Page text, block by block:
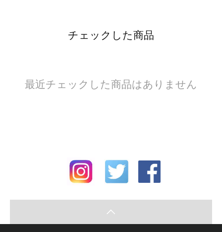
チェックした商品
最近チェックした商品はありません